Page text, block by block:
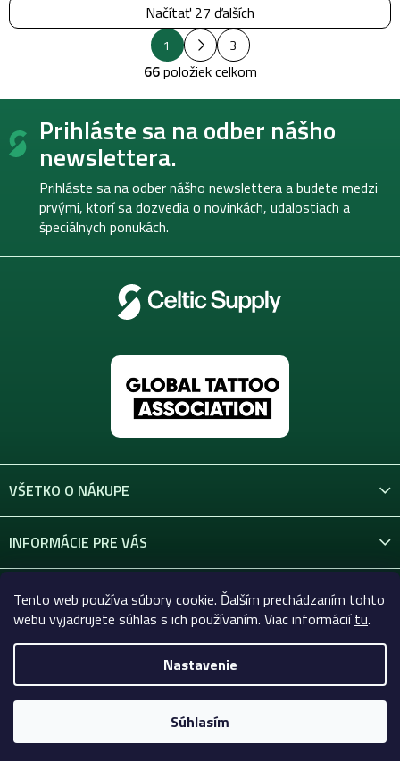
Tento web používa súbory cookie. Ďalším prechádzaním tohto
webu vyjadrujete súhlas s ich používaním. Viac informáciítu.
Nastavenie
Súhlasím
O
v
l
á
a
e
p
r
ý
p
s
Načítať 27 ďalších
S
t
r
á
n
o
v
i
e
1 3
66položiek celkom
Z
Prihláste sa na odber nášho
newslettera.
Prihláste sa na odber nášho newslettera a budete medzi
prvými, ktorí sa dozvedia o novinkách, udalostiach a
špeciálnych ponukách.
VŠETKO O NÁKUPE
INFORMÁCIE PRE VÁS
KONTAKT
Copyright 2026Celtic-Supply.sk | Všetko pre tetovanie a